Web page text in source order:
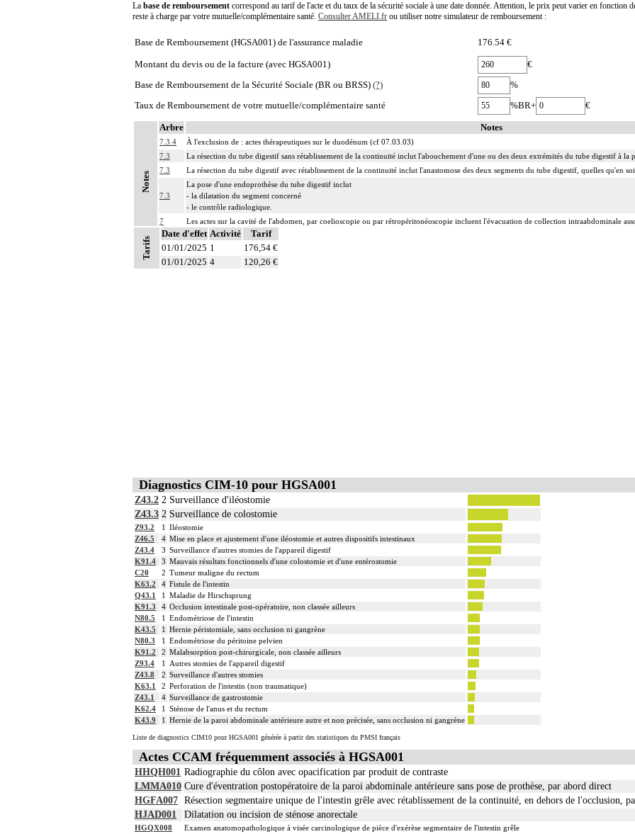
La base de remboursement correspond au tarif de l'acte et du taux de la sécurité sociale à une date donnée. Attention, le prix peut varier en
reste à charge par votre mutuelle/complémentaire santé. Consulter AMELI.fr ou utiliser notre simulateur de remboursement :
Base de Remboursement (HGSA001) de l'assurance maladie 176.54 €
Montant du devis ou de la facture (avec HGSA001)
€
Base de Remboursement de la Sécurité Sociale (BR ou BRSS) (?)
%
Taux de Remboursement de votre mutuelle/complémentaire santé
%BR+ €
Notes
Arbre Notes
7.3.4
À l'exclusion de : actes thérapeutiques sur le duodénum (cf 07.03.03)
7.3
La résection du tube digestif sans rétablissement de la continuité inclut l'abouchement d'une ou des deux extrémités du tube digestif à la
7.3
La résection du tube digestif avec rétablissement de la continuité inclut l'anastomose des deux segments du tube digestif, quelles qu'en
7.3
La pose d'une endoprothèse du tube digestif inclut
- la dilatation du segment concerné
- le contrôle radiologique.
7
Les actes sur la cavité de l'abdomen, par coelioscopie ou par rétropéritonéoscopie incluent l'évacuation de collection intraabdominale
7
Les actes sur la cavité de l'abdomen, par abord direct incluent l'évacuation de collection intraabdominale associée, la toilette péritonéale
Tarifs
Date d'effet Activité
Tarif
01/01/2025 1
176,54 €
01/01/2025 4 120,26 €
Diagnostics CIM-10 pour HGSA001
Z43.2 2 Surveillance d'iléostomie
Z43.3 2 Surveillance de colostomie
Z93.2 1 Iléostomie
Z46.5
4 Mise en place et ajustement d'une iléostomie et autres dispositifs intestinaux
Z43.4
3 Surveillance d'autres stomies de l'appareil digestif
K91.4
3 Mauvais résultats fonctionnels d'une colostomie et d'une entérostomie
C20
2 Tumeur maligne du rectum
K63.2
4 Fistule de l'intestin
Q43.1
1 Maladie de Hirschsprung
K91.3
4 Occlusion intestinale post-opératoire, non classée ailleurs
N80.5
1 Endométriose de l'intestin
K43.5
1 Hernie péristomiale, sans occlusion ni gangrène
N80.3
1 Endométriose du péritoine pelvien
K91.2
2 Malabsorption post-chirurgicale, non classée ailleurs
Z93.4
1
Autres stomies de l'appareil digestif
Z43.8
2 Surveillance d'autres stomies
K63.1
2 Perforation de l'intestin (non traumatique)
Z43.1
4 Surveillance de gastrostomie
K62.4
1 Sténose de l'anus et du rectum
K43.9
1 Hernie de la paroi abdominale antérieure autre et non précisée, sans occlusion ni gangrène
Liste de diagnostics CIM10 pour HGSA001 générée à partir des statistiques du PMSI français
Actes CCAM fréquemment associés à HGSA001
HHQH001 Radiographie du côlon avec opacification par produit de contraste
LMMA010 Cure d'éventration postopératoire de la paroi abdominale antérieure sans pose de prothèse, par abord direct
HGFA007 Résection segmentaire unique de l'intestin grêle avec rétablissement de la continuité, en dehors de l'occlusion,
HJAD001
Dilatation ou incision de sténose anorectale
HGQX008
Examen anatomopathologique à visée carcinologique de pièce d'exérèse segmentaire de l'intestin grêle